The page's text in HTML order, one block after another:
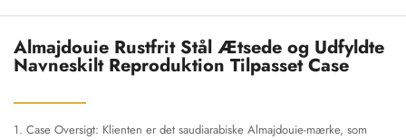
Almajdouie Rustfrit Stål Ætsede og Udfyldte
Navneskilt Reproduktion Tilpasset Case
1. Case Oversigt: Klienten er det saudiarabiske Almajdouie-mærke, som